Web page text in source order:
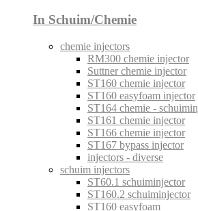
In Schuim/Chemie
chemie injectors
RM300 chemie injector
Suttner chemie injector
ST160 chemie injector
ST160 easyfoam injector
ST164 chemie -
ST161 chemie injector
ST166 chemie injector
ST167 bypass injector
injectors - diverse
schuim injectors
ST60.1 schuiminjector
ST160.2 schuiminjector
ST160 easyfoam